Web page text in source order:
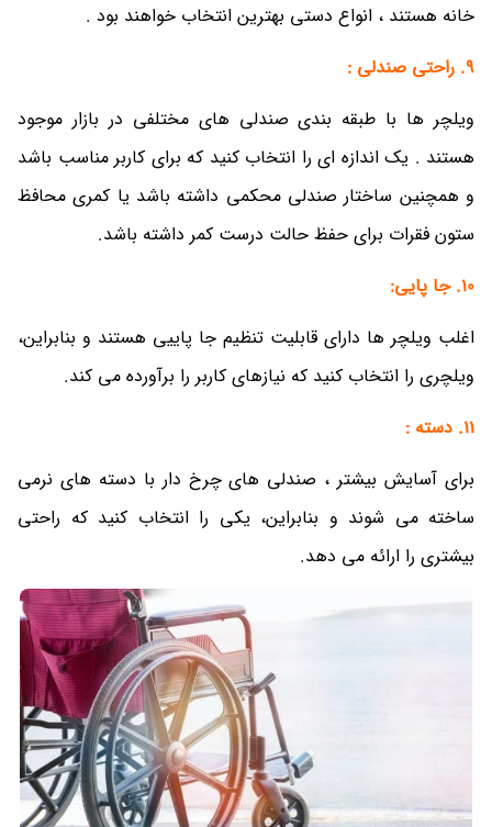
خانه هستند ، انواع دستی بهترین انتخاب خواهند بود .
9. راحتی صندلی :
ویلچر ها با طبقه بندی صندلی های مختلفی در بازار موجود
هستند . یک اندازه ای را انتخاب کنید که برای کاربر مناسب باشد
و همچنین ساختار صندلی محکمی داشته باشد یا کمری محافظ
ستون فقرات برای حفظ حالت درست کمر داشته باشد.
10. جا پایی:
اغلب ویلچر ها دارای قابلیت تنظیم جا پاییی هستند و بنابراین،
ویلچری را انتخاب کنید که نیازهای کاربر را برآورده می کند.
11. دسته :
برای آسایش بیشتر ، صندلی های چرخ دار با دسته های نرمی
ساخته می شوند و بنابراین، یکی را انتخاب کنید که راحتی
بیشتری را ارائه می دهد.